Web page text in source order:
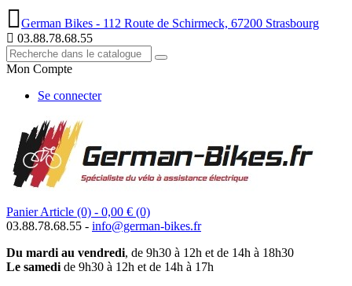
German Bikes - 112 Route de Schirmeck, 67200 Strasbourg
03.88.78.68.55
Mon Compte
Se connecter
Panier Article (0) - 0,00 € (0)
03.88.78.68.55 - info@german-bikes.fr
Du mardi au vendredi, de 9h30 à 12h et de 14h à 18h30
Le samedi de 9h30 à 12h et de 14h à 17h